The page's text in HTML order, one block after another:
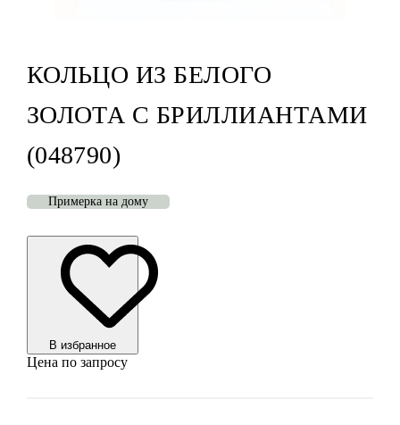
КОЛЬЦО ИЗ БЕЛОГО
ЗОЛОТА С БРИЛЛИАНТАМИ
(048790)
Примерка на дому
В избранноe
Цена по запросу